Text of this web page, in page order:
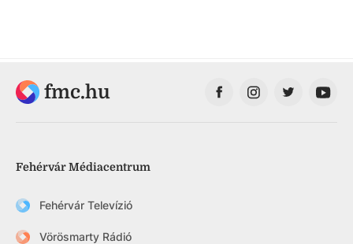
fmc.hu
Fehérvár Médiacentrum
Fehérvár Televízió
Vörösmarty Rádió